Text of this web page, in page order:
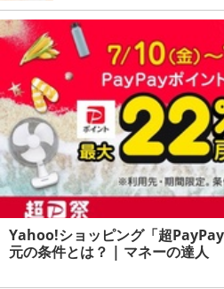
Yahoo!ショッピング「超
元の条件とは？ | マネーの達人